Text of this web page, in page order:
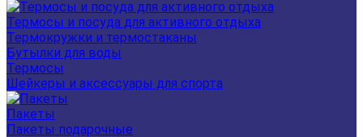
Термосы и посуда для активного отдыха
Термокружки и термостаканы
Бутылки для воды
Термосы
Шейкеры и аксессуары для спорта
Пакеты
Пакеты подарочные